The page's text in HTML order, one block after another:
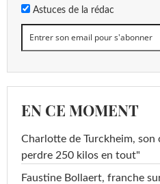
Astuces de la rédac
EN CE MOMENT
Charlotte de Turckheim, son
perdre 250 kilos en tout"
Faustine Bollaert, franche